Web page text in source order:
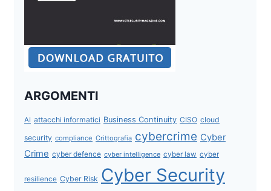
ARGOMENTI
AI attacchi informatici Business Continuity CISO cloud
security compliance Crittografia cybercrime Cyber
Crime cyber defence cyber intelligence cyber law cyber
resilience Cyber Risk Cyber Security